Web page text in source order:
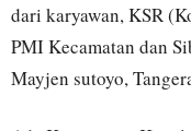
dari karyawan, KSR
PMI Kecamatan dan
Mayjen sutoyo,